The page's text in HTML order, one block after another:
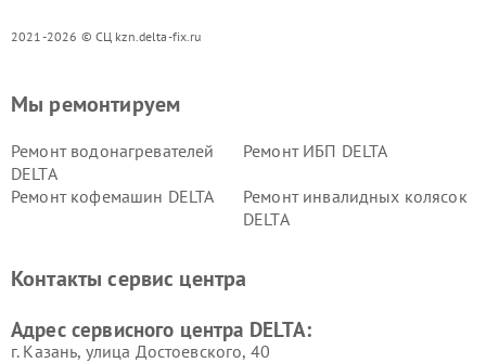
2021-2026 © СЦ kzn.delta-fix.ru
Мы ремонтируем
Ремонт водонагревателей
DELTA
Ремонт ИБП DELTA
Ремонт кофемашин DELTA
Ремонт инвалидных колясок
DELTA
Контакты сервис центра
Адрес сервисного центра DELTA:
г. Казань, улица Достоевского, 40